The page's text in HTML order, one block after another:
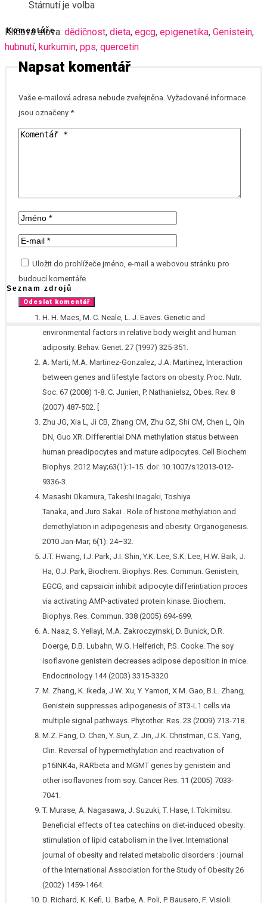
Stárnutí je volba
Klíčová slova: dědičnost, dieta, egcg, epigenetika, Genistein,
hubnutí, kurkumin, pps, quercetin
Komentáře
Napsat komentář
Vaše e-mailová adresa nebude zveřejněna. Vyžadované informace
jsou označeny *
Uložit do prohlížeče jméno, e-mail a webovou stránku pro
budoucí komentáře.
Seznam zdrojů
H. H. Maes, M. C. Neale, L. J. Eaves. Genetic and
environmental factors in relative body weight and human
adiposity. Behav. Genet. 27 (1997) 325-351.
A. Marti, M.A. Martinez-Gonzalez, J.A. Martinez, Interaction
between genes and lifestyle factors on obesity. Proc. Nutr.
Soc. 67 (2008) 1-8. C. Junien, P. Nathanielsz, Obes. Rev. 8
(2007) 487-502. [
Zhu JG, Xia L, Ji CB, Zhang CM, Zhu GZ, Shi CM, Chen L, Qin
DN, Guo XR. Differential DNA methylation status between
human preadipocytes and mature adipocytes. Cell Biochem
Biophys. 2012 May;63(1):1-15. doi: 10.1007/s12013-012-
9336-3.
Masashi Okamura, Takeshi Inagaki, Toshiya
Tanaka, and Juro Sakai . Role of histone methylation and
demethylation in adipogenesis and obesity. Organogenesis.
2010 Jan-Mar; 6(1): 24–32.
J.T. Hwang, I.J. Park, J.I. Shin, Y.K. Lee, S.K. Lee, H.W. Baik, J.
Ha, O.J. Park, Biochem. Biophys. Res. Commun. Genistein,
EGCG, and capsaicin inhibit adipocyte differintiation proces
via activating AMP-activated protein kinase. Biochem.
Biophys. Res. Commun. 338 (2005) 694-699.
A. Naaz, S. Yellayi, M.A. Zakroczymski, D. Bunick, D.R.
Doerge, D.B. Lubahn, W.G. Helferich, P.S. Cooke. The soy
isoflavone genistein decreases adipose deposition in mice.
Endocrinology 144 (2003) 3315-3320
M. Zhang, K. Ikeda, J.W. Xu, Y. Yamori, X.M. Gao, B.L. Zhang,
Genistein suppresses adipogenesis of 3T3-L1 cells via
multiple signal pathways. Phytother. Res. 23 (2009) 713-718.
M.Z. Fang, D. Chen, Y. Sun, Z. Jin, J.K. Christman, C.S. Yang,
Clin. Reversal of hypermethylation and reactivation of
p16INK4a, RARbeta and MGMT genes by genistein and
other isoflavones from soy. Cancer Res. 11 (2005) 7033-
7041.
T. Murase, A. Nagasawa, J. Suzuki, T. Hase, I. Tokimitsu.
Beneficial effects of tea catechins on diet-induced obesity:
stimulation of lipid catabolism in the liver. International
journal of obesity and related metabolic disorders : journal
of the International Association for the Study of Obesity 26
(2002) 1459-1464.
D. Richard, K. Kefi, U. Barbe, A. Poli, P. Bausero, F. Visioli.